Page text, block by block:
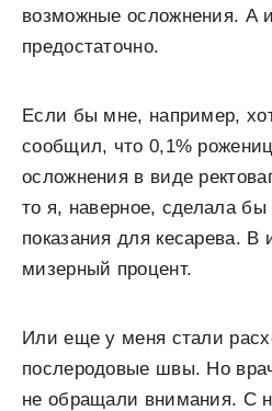
возможные осложнения. А
предостаточно.
Если бы мне, например,
сообщил, что 0,1%
осложнения в виде
то я, наверное, сделала
показания для кесарева. В
мизерный процент.
Или еще у меня стали
послеродовые швы. Но
не обращали внимания. С